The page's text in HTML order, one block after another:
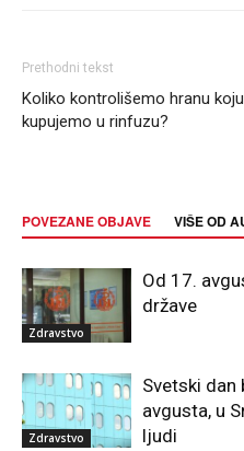
Prethodni tekst
Koliko kontrolišemo hranu koju
kupujemo u rinfuzu?
POVEZANE OBJAVE VIŠE OD
Zdravstvo
Od 17.
države
Zdravstvo
Svetski dan
avgusta, u
ljudi